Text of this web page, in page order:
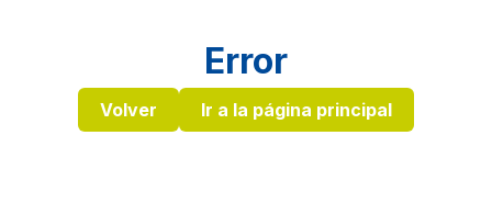
Error
Volver Ir a la página principal